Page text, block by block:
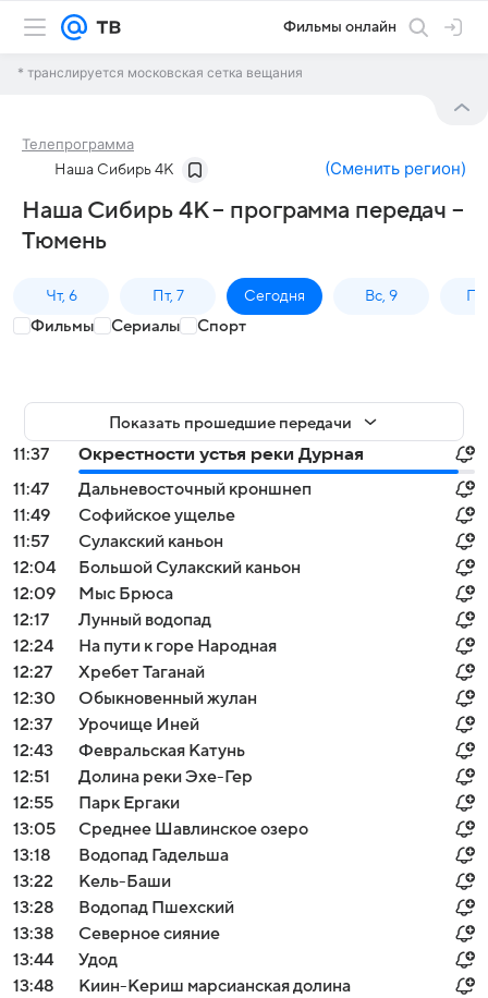
Фильмы онлайн
* транслируется московская сетка вещания
Телепрограмма
Наша Сибирь 4К (Сменить регион)
Наша Сибирь 4К – программа передач –
Тюмень
Чт, 6 Пт, 7 Сегодня Вс, 9
Фильмы Сериалы Спорт
Показать прошедшие передачи
11:37
Окрестности устья реки Дурная
11:47
Дальневосточный кроншнеп
11:49
Софийское ущелье
11:57
Сулакский каньон
12:04
Большой Сулакский каньон
12:09
Мыс Брюса
12:17
Лунный водопад
12:24
На пути к горе Народная
12:27
Хребет Таганай
12:30
Обыкновенный жулан
12:37
Урочище Иней
12:43
Февральская Катунь
12:51
Долина реки Эхе-Гер
12:55
Парк Ергаки
13:05
Среднее Шавлинское озеро
13:18
Водопад Гадельша
13:22
Кель-Баши
13:28
Водопад Пшехский
13:38
Северное сияние
13:44
Удод
13:48
Киин-Кериш марсианская долина